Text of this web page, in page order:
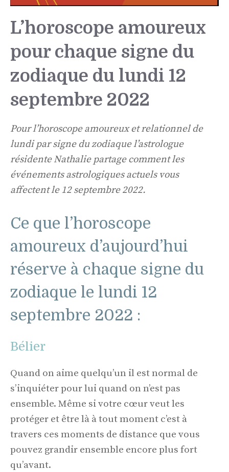
L’horoscope amoureux
pour chaque signe du
zodiaque du lundi 12
septembre 2022
Pour l’horoscope amoureux et relationnel de
lundi par signe du zodiaque l’astrologue
résidente Nathalie partage comment les
événements astrologiques actuels vous
affectent le 12 septembre 2022.
Ce que l’horoscope
amoureux d’aujourd’hui
réserve à chaque signe du
zodiaque le lundi 12
septembre 2022 :
Bélier
Quand on aime quelqu’un il est normal de
s’inquiéter pour lui quand on n’est pas
ensemble. Même si votre cœur veut les
protéger et être là à tout moment c’est à
travers ces moments de distance que vous
pouvez grandir ensemble encore plus fort
qu’avant.